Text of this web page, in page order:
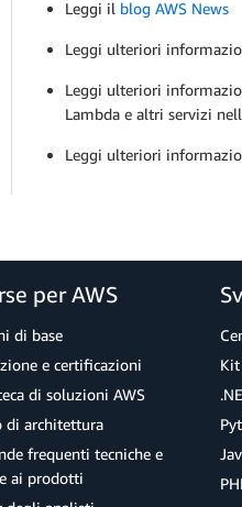
Leggi il blog AWS News
Leggi ulteriori
Leggi ulteriori
Lambda e altri servizi
Leggi ulteriori
per AWS
di base
e certificazioni
di soluzioni AWS
di architettura
frequenti tecniche e
ai prodotti